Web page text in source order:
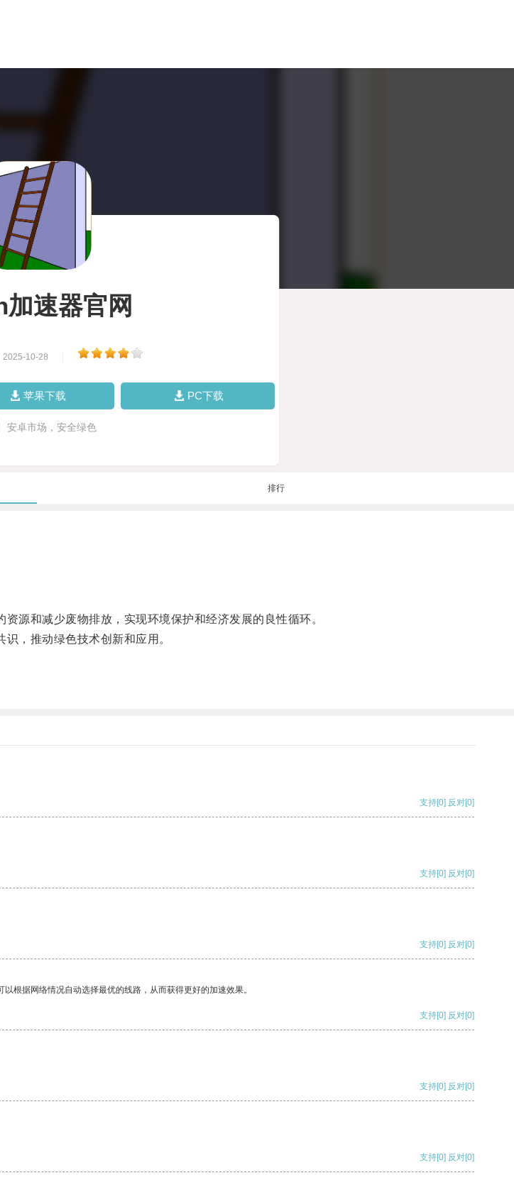
速器官网
2025-10-28
苹果下载 PC下载
安卓市场，安全绿色
排行
和减少废物排放，实现环境保护和经济发展的良性循环。
，推动绿色技术创新和应用。
支持[0] 反对[0]
支持[0] 反对[0]
支持[0] 反对[0]
根据网络情况自动选择最优的线路，从而获得更好的加速效果。
支持[0] 反对[0]
支持[0] 反对[0]
支持[0] 反对[0]